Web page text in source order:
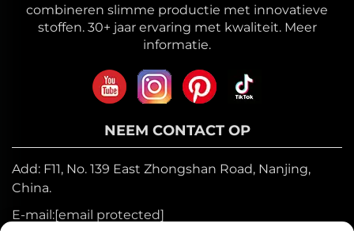
combineren slimme productie met innovatieve
stoffen. 30+ jaar ervaring met kwaliteit. Meer
informatie.
NEEM CONTACT OP
Add: F11, No. 139 East Zhongshan Road, Nanjing,
China.
E-mail:[email protected]